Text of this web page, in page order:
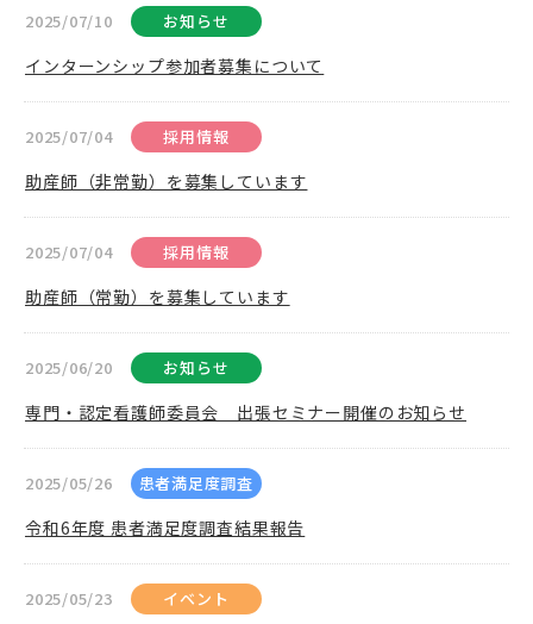
2025/07/10 お知らせ
インターンシップ参加者募集について
2025/07/04 採用情報
助産師（非常勤）を募集しています
2025/07/04 採用情報
助産師（常勤）を募集しています
2025/06/20 お知らせ
専門・認定看護師委員会 出張セミナー開催のお知らせ
2025/05/26 患者満足度調査
令和6年度 患者満足度調査結果報告
2025/05/23 イベント